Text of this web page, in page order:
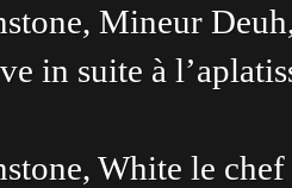
Mineur
in suite à
White le